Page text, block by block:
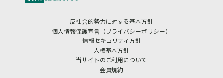
反社会的勢力に対する基本方針
個人情報保護宣言（プライバシーポリシー）
情報セキュリティ方針
人権基本方針
当サイトのご利用について
会員規約